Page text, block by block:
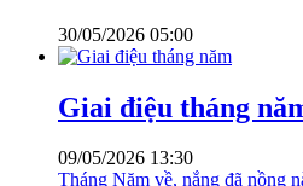
30/05/2026 05:00
Giai điệu tháng
09/05/2026 13:30
Tháng Năm về, nắng đã nồng